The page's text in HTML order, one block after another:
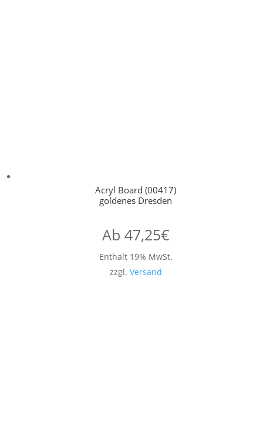
Acryl Board (00417)
goldenes Dresden
Ab 47,25€
Enthält 19% MwSt.
zzgl. Versand